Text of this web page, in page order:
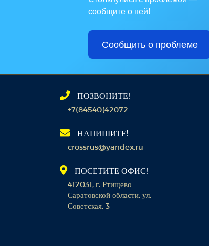
сообщите о ней!
Сообщить о проблеме
ПОЗВОНИТЕ!
+7(84540)42072
НАПИШИТЕ!
crossrus@yandex.ru
ПОСЕТИТЕ ОФИС!
412031, г. Ртищево
Саратовской области, ул.
Советская, 3